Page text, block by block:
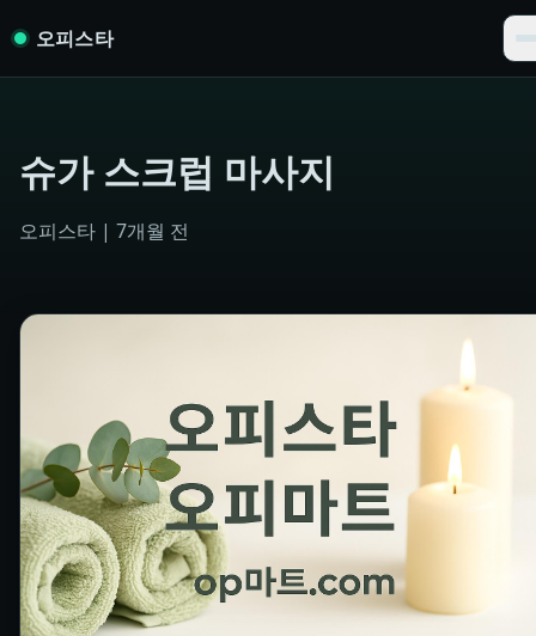
오피스타
슈가 스크럽 마사지
오피스타 | 7개월 전